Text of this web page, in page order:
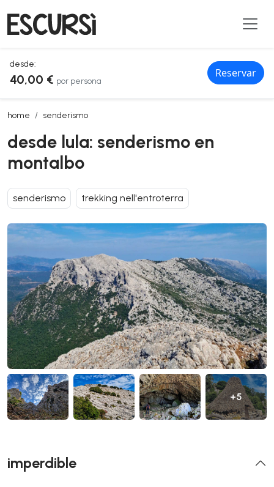
desde:
40,00 € por persona
Reservar
home senderismo
desde lula: senderismo en montalbo
desde lula: senderismo en
montalbo
senderismo trekking nell'entroterra
+5
imperdible